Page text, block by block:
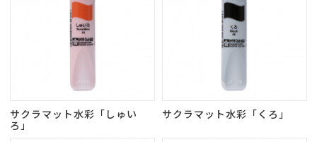
サクラマット水彩「しゅい
ろ」
サクラマット水彩「くろ」